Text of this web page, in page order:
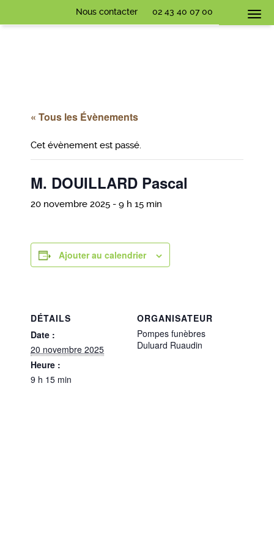
Nous contacter 02 43 40 07 00
« Tous les Évènements
Cet évènement est passé.
M. DOUILLARD Pascal
20 novembre 2025 - 9 h 15 min
Ajouter au calendrier
DÉTAILS
Date :
20 novembre 2025
Heure :
9 h 15 min
ORGANISATEUR
Pompes funèbres
Duluard Ruaudin